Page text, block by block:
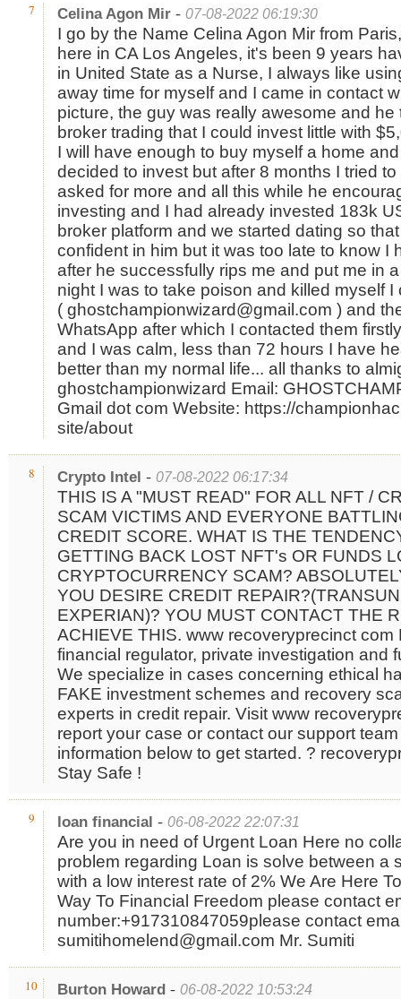
7 Celina Agon Mir- 07-08-2022 06:19:30
I go by the Name Celina Agon Mir from
here in CA Los Angeles, it's been 9 years
in United State as a Nurse, I always like
away time for myself and I came in contact
picture, the guy was really awesome and he
broker trading that I could invest little with
I will have enough to buy myself a home
decided to invest but after 8 months I tried
asked for more and all this while he
investing and I had already invested 183k
broker platform and we started dating so
confident in him but it was too late to know I
after he successfully rips me and put me in
night I was to take poison and killed myself I
( ghostchampionwizard@gmail.com ) and
WhatsApp after which I contacted them
and I was calm, less than 72 hours I have
better than my normal life... all thanks to
ghostchampionwizard Email:
Gmail dot com Website: https://
site/about
8 Crypto Intel - 07-08-2022 06:17:34
THIS IS A "MUST READ" FOR ALL NFT /
SCAM VICTIMS AND EVERYONE
CREDIT SCORE. WHAT IS THE
GETTING BACK LOST NFT's OR FUNDS
CRYPTOCURRENCY SCAM?
YOU DESIRE CREDIT
EXPERIAN)? YOU MUST CONTACT THE
ACHIEVE THIS. www recoveryprecinct
financial regulator, private investigation and
We specialize in cases concerning ethical
FAKE investment schemes and recovery
experts in credit repair. Visit www
report your case or contact our support
information below to get started. ?
Stay Safe !
9 loan financial - 06-08-2022 22:07:31
Are you in need of Urgent Loan Here no
problem regarding Loan is solve between a
with a low interest rate of 2% We Are Here
Way To Financial Freedom please contact
number:+917310847059please contact
sumitihomelend@gmail.com Mr. Sumiti
10 Burton Howard- 06-08-2022 10:53:24